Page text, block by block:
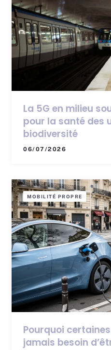
La 5G en milieu
pour la santé des
biodiversité
06/07/2026
MOBILITÉ PROPRE
Pourquoi
jamais besoin